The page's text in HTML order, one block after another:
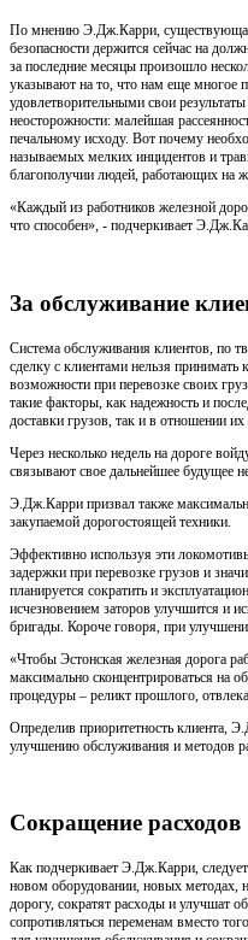
По мнению Э.Дж.Карри, существующая
безопасности держится сейчас на
за последние месяцы произошло
указывают на то, что нам еще многое
удовлетворительными свои
неосторожности: малейшая
печальному исходу. Вот почему
называемых мелких инцидентов и
благополучии людей, работающих на
«Каждый из работников железной
что способен», - подчеркивает
За обслуживание
Система обслуживания клиентов, по
сделку с клиентами нельзя
возможности при перевозке своих
такие факторы, как надежность и
доставки грузов, так и в отношении их
Через несколько недель на дороге
связывают свое дальнейшее будущее
Э.Дж.Карри призвал также
закупаемой дорогостоящей техники.
Эффективно используя эти
задержки при перевозке грузов и
планируется сократить и
исчезновением заторов улучшится и
бригады. Короче говоря, при
«Чтобы Эстонская железная дорога
максимально сконцентрироваться на
процедуры – реликт прошлого,
Определив приоритетность клиента,
улучшению обслуживания и методов
Сокращение расходов
Как подчеркивает Э.Дж.Карри,
новом оборудовании, новых методах,
дорогу, сократят расходы и улучшат
сопротивляться переменам вместо